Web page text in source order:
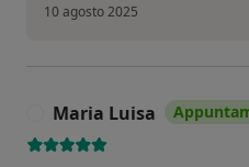
10 agosto 2025
Maria Luisa